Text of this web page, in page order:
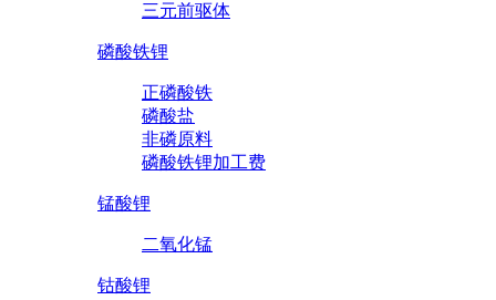
三元前驱体
磷酸铁锂
正磷酸铁
磷酸盐
非磷原料
磷酸铁锂加工费
锰酸锂
二氧化锰
钴酸锂